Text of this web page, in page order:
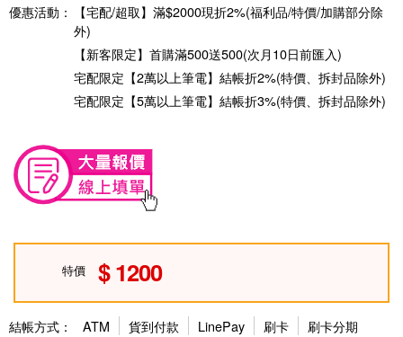
優惠活動：
【宅配/超取】滿$2000現折2%(福利品/特價/加購部分除
外)
【新客限定】首購滿500送500(次月10日前匯入)
宅配限定【2萬以上筆電】結帳折2%(特價、拆封品除外)
宅配限定【5萬以上筆電】結帳折3%(特價、拆封品除外)
特價 1200
結帳方式： ATM 貨到付款 LinePay 刷卡 刷卡分期